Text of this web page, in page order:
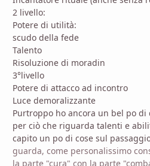
2 livello:
Potere di utilità:
scudo della fede
Talento
Risoluzione di moradin
3°livello
Potere di attacco ad incontro
Luce demoralizzante
Purtroppo ho ancora un bel po
per ciò che riguarda talenti e
capito un po di cose sul
guarda, come personalissimo
la parte "cura" con la parte